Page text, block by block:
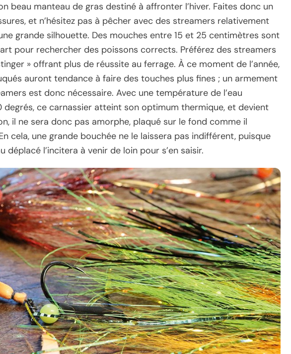
beau manteau de gras destiné à affronter l’hiver. Faites donc un
et n’hésitez pas à pêcher avec des streamers relativement
grande silhouette. Des mouches entre 15 et 25 centimètres sont
pour rechercher des poissons corrects. Préférez des streamers
» offrant plus de réussite au ferrage. À ce moment de l’année,
auront tendance à faire des touches plus fines ; un armement
est donc nécessaire. Avec une température de l’eau
degrés, ce carnassier atteint son optimum thermique, et devient
il ne sera donc pas amorphe, plaqué sur le fond comme il
cela, une grande bouchée ne le laissera pas indifférent, puisque
déplacé l’incitera à venir de loin pour s’en saisir.